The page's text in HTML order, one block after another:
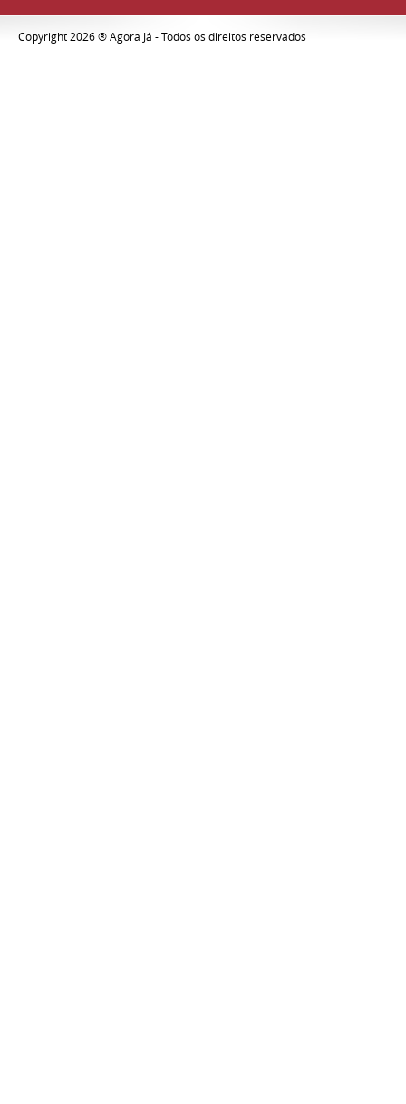
Copyright 2026 ® Agora Já - Todos os direitos reservados